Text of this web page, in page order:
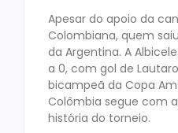
Apesar do apoio da
Colombiana, quem
da Argentina. A
a 0, com gol de
bicampeã da Copa
Colômbia segue com
história do torneio.